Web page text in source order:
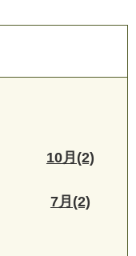
10月(2)
7月(2)